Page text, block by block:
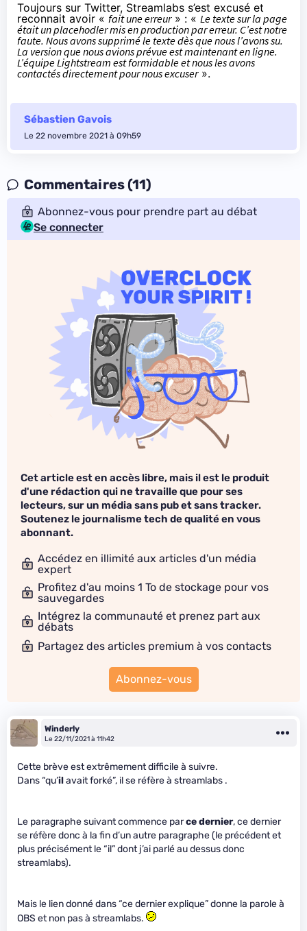
Toujours sur Twitter, Streamlabs s’est excusé et
reconnait avoir « fait une erreur» : « Le texte sur la page
était un placehodler mis en production par erreur. C’est notre
faute. Nous avons supprimé le texte dès que nous l’avons su.
La version que nous avions prévue est maintenant en ligne.
L’équipe Lightstream est formidable et nous les avons
contactés directement pour nous excuser».
Sébastien Gavois
Le 22 novembre 2021 à 09h59
Commentaires (11)
Abonnez-vous pour prendre part au débat
Se connecter
Cet article est en accès libre, mais il est le produit
d'une rédaction qui ne travaille que pour ses
lecteurs, sur un média sans pub et sans tracker.
Soutenez le journalisme tech de qualité en vous
abonnant.
Accédez en illimité aux articles d'un média
expert
Profitez d'au moins 1 To de stockage pour vos
sauvegardes
Intégrez la communauté et prenez part aux
débats
Partagez des articles premium à vos contacts
Abonnez-vous
Winderly
Le 22/11/2021 à 11h42
Cette brève est extrêmement difficile à suivre.
Dans “qu’ilavait forké”, il se réfère à streamlabs .
Le paragraphe suivant commence parce dernier, ce dernier
se réfère donc à la fin d’un autre paragraphe (le précédent et
plus précisément le “il” dont j’ai parlé au dessus donc
streamlabs).
Mais le lien donné dans “ce dernier explique” donne la parole à
OBS et non pas à streamlabs.